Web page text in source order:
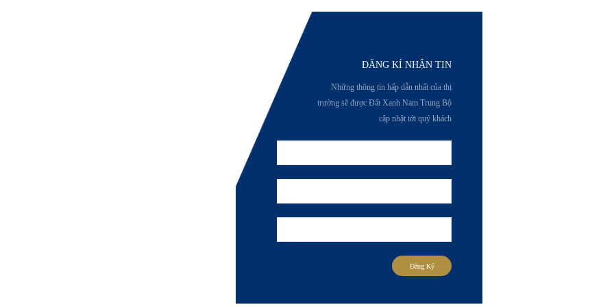
ĐĂNG KÍ NHẬN TIN
Những thông tin hấp dẫn nhất của thị
trường sẽ được Đất Xanh Nam Trung Bộ
cập nhật tới quý khách
Đăng Ký